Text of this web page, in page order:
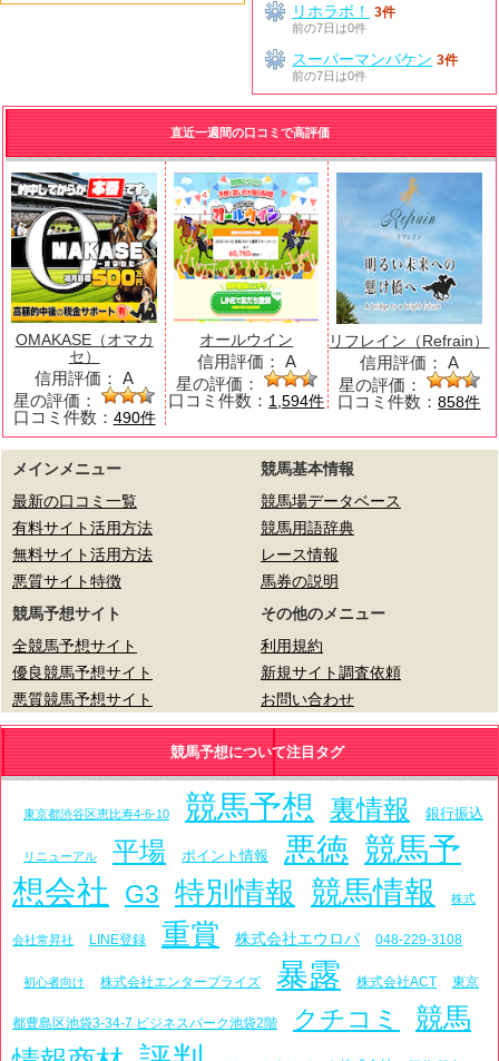
リホラボ！
3件
前の7日は0件
スーパーマンバケン 3件
前の7日は0件
直近一週間の口コミで高評価
OMAKASE（オマカ
セ）
信用評価： A
星の評価：
口コミ件数： 490件
オールウイン
信用評価： A
星の評価：
口コミ件数： 1,594件
リフレイン（Refrain）
信用評価： A
星の評価：
口コミ件数：858件
メインメニュー
最新の口コミ一覧
有料サイト活用方法
無料サイト活用方法
悪質サイト特徴
競馬基本情報
競馬場データベース
競馬用語辞典
レース情報
馬券の説明
競馬予想サイト
全競馬予想サイト
優良競馬予想サイト
悪質競馬予想サイト
その他のメニュー
利用規約
新規サイト調査依頼
お問い合わせ
競馬予想について注目タグ
東京都渋谷区恵比寿4-6-10 競馬予想 裏情報 銀行振込
リニューアル 平場 ポイント情報 悪徳 競馬予
想会社
G3 特別情報 競馬情報 株式
会社常昇社 LINE登録 重賞 株式会社エウロパ 048-229-3108
初心者向け 株式会社エンタープライズ 暴露 株式会社ACT 東京
都豊島区池袋3-34-7 ビジネスパーク池袋2階 クチコミ
競馬